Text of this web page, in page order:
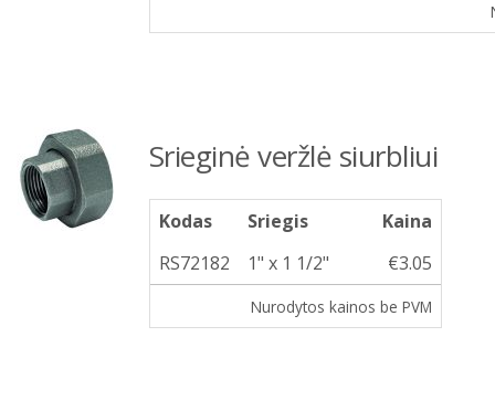
Srieginė veržlė siurbliui
Kodas Sriegis
Kaina
RS72182
1" x 1 1/2" €3.05
Nurodytos kainos be PVM